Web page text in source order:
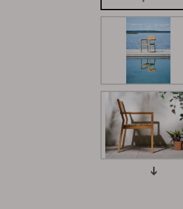
Blixt
Grower Greens